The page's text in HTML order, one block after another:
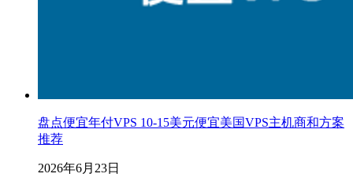
盘点便宜年付VPS 10-15美元便宜美国VPS主机商和方案
推荐
2026年6月23日